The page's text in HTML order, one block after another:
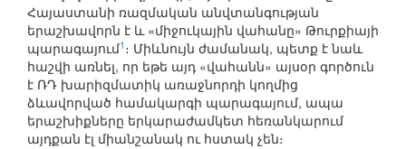
Հայաստանի ռազմական անվտանգության
երաշխավորն է և «միջուկային վահանը» Թուրքիայի
պարագայում1 ։ Միևնույն ժամանակ, պետք է նաև
հաշվի առնել, որ եթե այդ «վահանն» այսօր գործուն
է ՌԴ խարիզմատիկ առաջնորդի կողմից
ձևավորված համակարգի պարագայում, ապա
երաշխիքները երկարաժամկետ հեռանկարում
այդքան էլ միանշանակ ու հստակ չեն։